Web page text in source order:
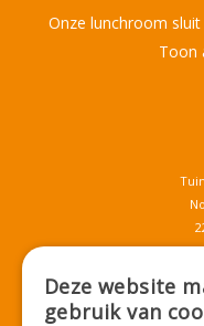
Onze lunchroom
Toon
Deze website
gebruik van